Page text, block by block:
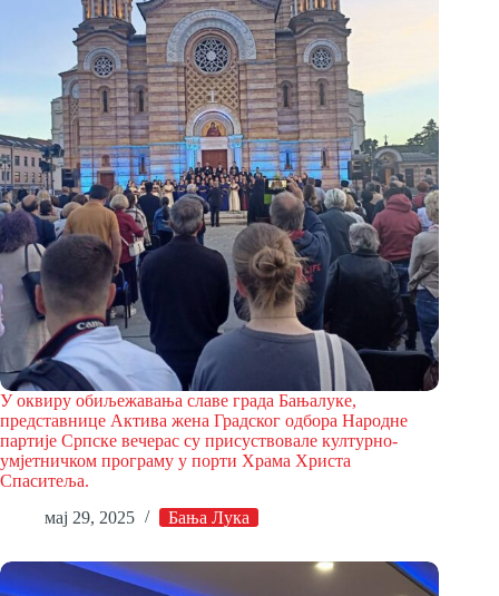
У оквиру обиљежавања славе града Бањалуке,
представнице Активa жена Градског одбора Народне
партије Српске вечерас су присуствовале културно-
умјетничком програму у порти Храма Христа
Спаситеља.
мај 29, 2025
Бања Лука